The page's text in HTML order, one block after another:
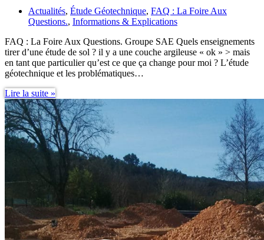
Actualités, Étude Géotechnique, FAQ : La Foire Aux
Questions., Informations & Explications
FAQ : La Foire Aux Questions. Groupe SAE Quels enseignements
tirer d’une étude de sol ? il y a une couche argileuse « ok » > mais
en tant que particulier qu’est ce que ça change pour moi ? L’étude
géotechnique et les problématiques…
Lire la suite »
enseignements
tirer
d’une
étude
de
sol